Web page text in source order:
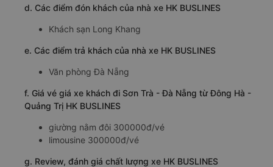
d. Các điểm đón khách của nhà xe HK BUSLINES
Khách sạn Long Khang
e. Các điểm trả khách của nhà xe HK BUSLINES
Văn phòng Đà Nẵng
f. Giá vé giá xe khách đi Sơn Trà - Đà Nẵng từ Đông Hà -
Quảng Trị HK BUSLINES
giường nằm đôi 300000đ/vé
limousine 300000đ/vé
g. Review, đánh giá chất lượng xe HK BUSLINES